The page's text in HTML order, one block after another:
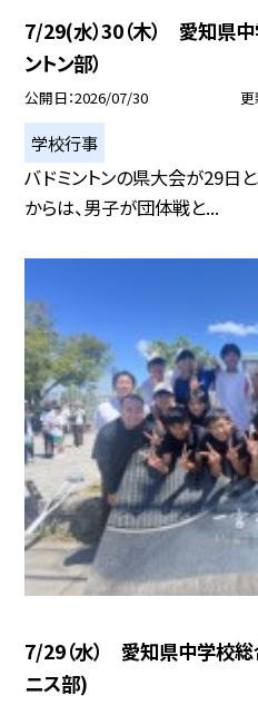
7/29(水）30（木） 愛知県
ントン部）
公開日 2026/07/30 更
学校行事
バドミントンの県大会が29日
からは、男子が団体戦と...
7/29（水） 愛知県中学校総
ニス部)